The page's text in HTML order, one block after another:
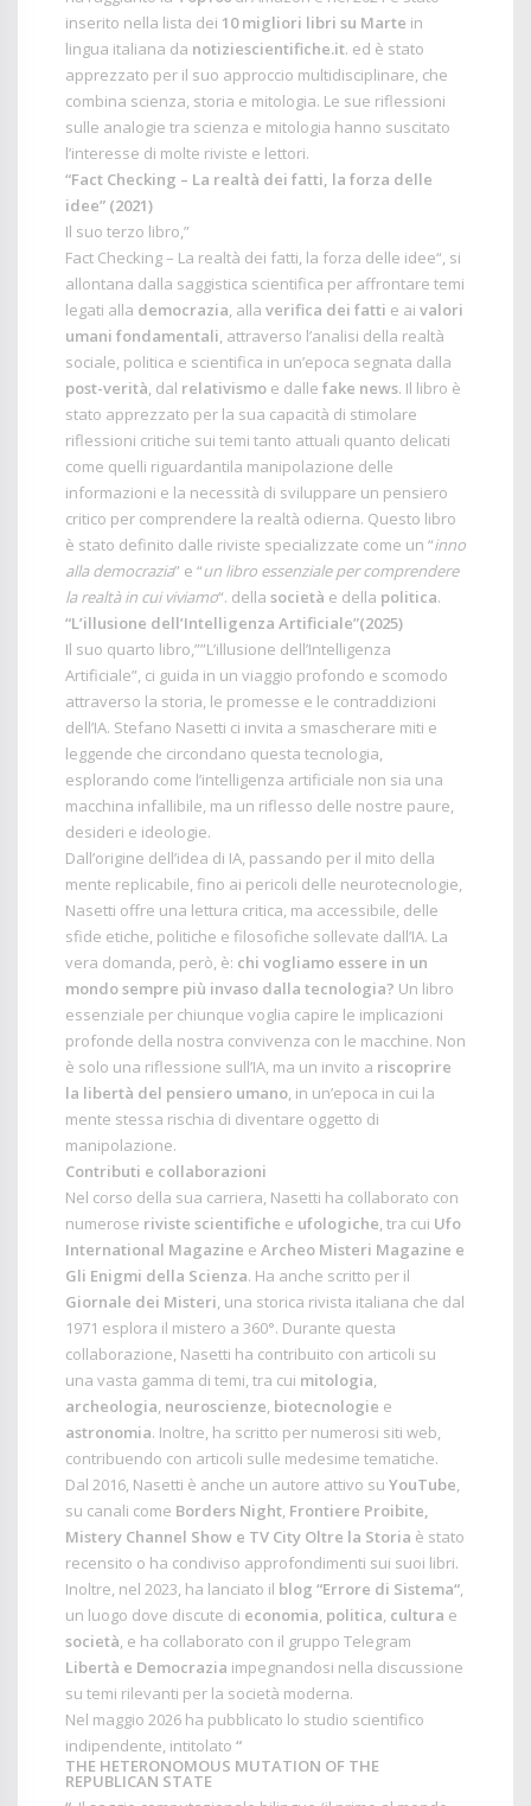
inserito nella lista dei 10 migliori libri su Marte in
lingua italiana da notiziescientifiche.it. ed è stato
apprezzato per il suo approccio multidisciplinare, che
combina scienza, storia e mitologia. Le sue riflessioni
sulle analogie tra scienza e mitologia hanno suscitato
l’interesse di molte riviste e lettori.
“Fact Checking – La realtà dei fatti, la forza delle
idee” (2021)
Il suo terzo libro,”
Fact Checking – La realtà dei fatti, la forza delle idee“, si
allontana dalla saggistica scientifica per affrontare temi
legati alla democrazia, alla verifica dei fatti e ai valori
umani fondamentali, attraverso l’analisi della realtà
sociale, politica e scientifica in un’epoca segnata dalla
post-verità, dal relativismo e dalle fake news. Il libro è
stato apprezzato per la sua capacità di stimolare
riflessioni critiche sui temi tanto attuali quanto delicati
come quelli riguardantila manipolazione delle
informazioni e la necessità di sviluppare un pensiero
critico per comprendere la realtà odierna. Questo libro
è stato definito dalle riviste specializzate come un “inno
alla democrazia” e “un libro essenziale per comprendere
la realtà in cui viviamo“. della società e della politica.
“L’illusione dell’Intelligenza Artificiale”(2025)
Il suo quarto libro,””L’illusione dell’Intelligenza
Artificiale”, ci guida in un viaggio profondo e scomodo
attraverso la storia, le promesse e le contraddizioni
dell’IA. Stefano Nasetti ci invita a smascherare miti e
leggende che circondano questa tecnologia,
esplorando come l’intelligenza artificiale non sia una
macchina infallibile, ma un riflesso delle nostre paure,
desideri e ideologie.
Dall’origine dell’idea di IA, passando per il mito della
mente replicabile, fino ai pericoli delle neurotecnologie,
Nasetti offre una lettura critica, ma accessibile, delle
sfide etiche, politiche e filosofiche sollevate dall’IA. La
vera domanda, però, è: chi vogliamo essere in un
mondo sempre più invaso dalla tecnologia? Un libro
essenziale per chiunque voglia capire le implicazioni
profonde della nostra convivenza con le macchine. Non
è solo una riflessione sull’IA, ma un invito a riscoprire
la libertà del pensiero umano, in un’epoca in cui la
mente stessa rischia di diventare oggetto di
manipolazione.
Contributi e collaborazioni
Nel corso della sua carriera, Nasetti ha collaborato con
numerose riviste scientifiche e ufologiche, tra cui Ufo
International Magazine e Archeo Misteri Magazine e
Gli Enigmi della Scienza. Ha anche scritto per il
Giornale dei Misteri, una storica rivista italiana che dal
1971 esplora il mistero a 360°. Durante questa
collaborazione, Nasetti ha contribuito con articoli su
una vasta gamma di temi, tra cui mitologia,
archeologia, neuroscienze, biotecnologie e
astronomia. Inoltre, ha scritto per numerosi siti web,
contribuendo con articoli sulle medesime tematiche.
Dal 2016, Nasetti è anche un autore attivo su YouTube,
su canali come Borders Night, Frontiere Proibite,
Mistery Channel Show e TV City Oltre la Storia è stato
recensito o ha condiviso approfondimenti sui suoi libri.
Inoltre, nel 2023, ha lanciato il blog “Errore di Sistema“,
un luogo dove discute di economia, politica, cultura e
società, e ha collaborato con il gruppo Telegram
Libertà e Democrazia impegnandosi nella discussione
su temi rilevanti per la società moderna.
Nel maggio 2026 ha pubblicato lo studio scientifico
indipendente, intitolato “
THE HETERONOMOUS MUTATION OF THE
REPUBLICAN STATE